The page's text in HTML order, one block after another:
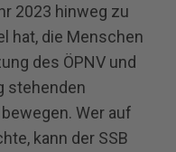
2023 hinweg zu
hat, die Menschen
des ÖPNV und
stehenden
Wer auf
kann der SSB